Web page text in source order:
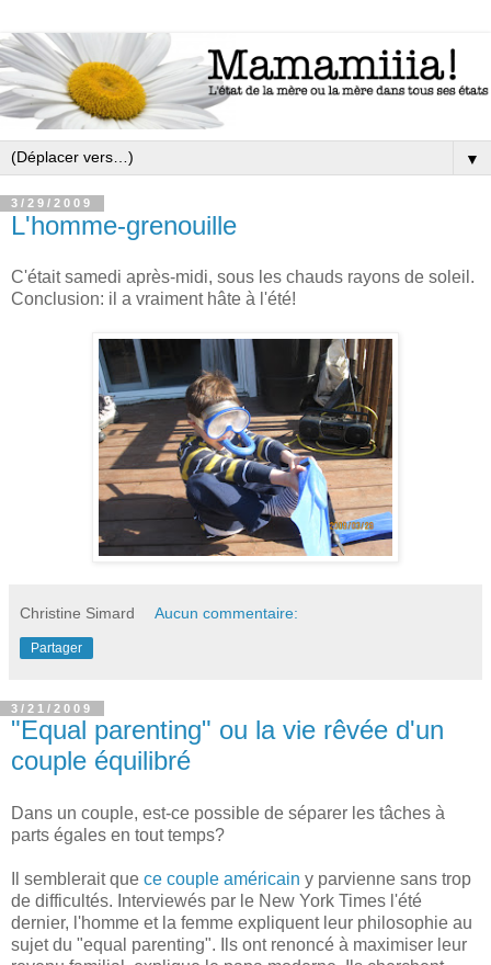
▼
3/29/2009
L'homme-grenouille
C'était samedi après-midi, sous les chauds rayons de soleil.
Conclusion: il a vraiment hâte à l'été!
Christine Simard Aucun commentaire:
Partager
3/21/2009
"Equal parenting" ou la vie rêvée d'un
couple équilibré
Dans un couple, est-ce possible de séparer les tâches à
parts égales en tout temps?
Il semblerait que ce couple américain y parvienne sans trop
de difficultés. Interviewés par le New York Times l'été
dernier, l'homme et la femme expliquent leur philosophie au
sujet du "equal parenting". Ils ont renoncé à maximiser leur